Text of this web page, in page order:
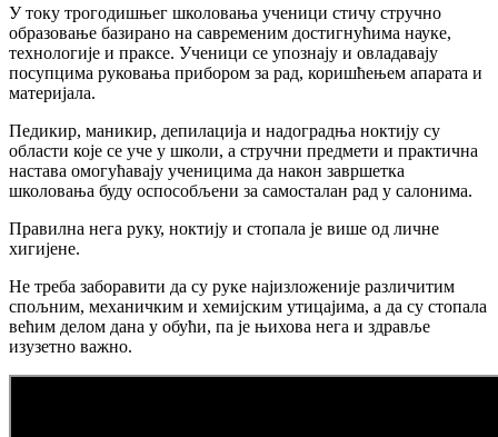
У току трогодишњег школовања ученици стичу стручно
образовање базирано на савременим достигнућима науке,
технологије и праксе. Ученици се упознају и овладавају
посупцима руковања прибором за рад, коришћењем апарата и
материјала.
Педикир, маникир, депилација и надоградња ноктију су
области које се уче у школи, а стручни предмети и практична
настава омогућавају ученицима да након завршетка
школовања буду оспособљени за самосталан рад у салонима.
Правилна нега руку, ноктију и стопала је више од личне
хигијене.
Не треба заборавити да су руке најизложеније различитим
спољним, механичким и хемијским утицајима, а да су стопала
већим делом дана у обући, па је њихова нега и здравље
изузетно важно.